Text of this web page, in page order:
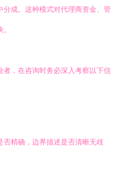
成。这种模式对代理商资金、管
者，在咨询时务必深入考察以下信
否精确，边界描述是否清晰无歧